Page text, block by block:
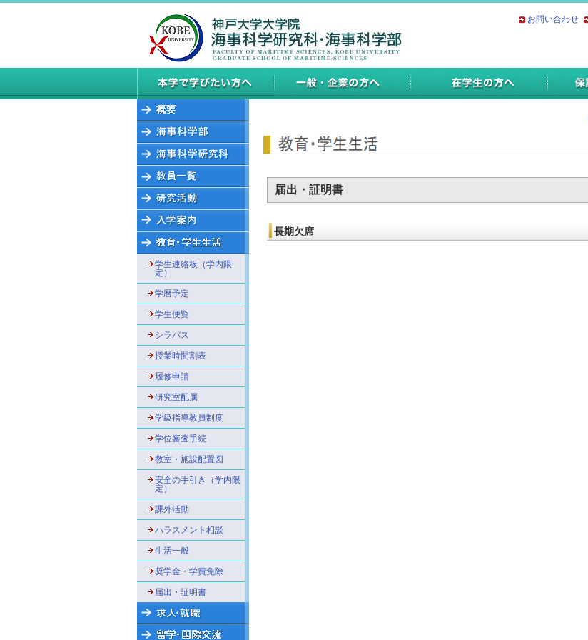
お問い合わせ
学生連絡板（学内限
定）
学暦予定
学生便覧
シラバス
授業時間割表
履修申請
研究室配属
学級指導教員制度
学位審査手続
教室・施設配置図
安全の手引き（学内限
定）
課外活動
ハラスメント相談
生活一般
奨学金・学費免除
届出・証明書
届出・証明書
長期欠席